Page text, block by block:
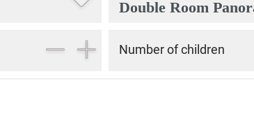
Number of children